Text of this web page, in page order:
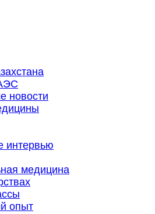
новости
интервью
медицина
опыт